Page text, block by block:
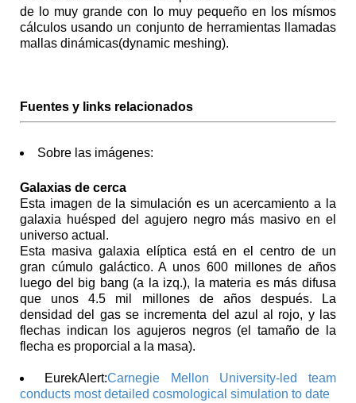
de lo muy grande con lo muy pequeño en los mísmos
cálculos usando un conjunto de herramientas llamadas
mallas dinámicas(dynamic meshing).
Fuentes y links relacionados
Sobre las imágenes:
Galaxias de cerca
Esta imagen de la simulación es un acercamiento a la
galaxia huésped del agujero negro más masivo en el
universo actual.
Esta masiva galaxia elíptica está en el centro de un
gran cúmulo galáctico. A unos 600 millones de años
luego del big bang (a la izq.), la materia es más difusa
que unos 4.5 mil millones de años después. La
densidad del gas se incrementa del azul al rojo, y las
flechas indican los agujeros negros (el tamaño de la
flecha es proporcial a la masa).
EurekAlert:Carnegie Mellon University-led team
conducts most detailed cosmological simulation to date